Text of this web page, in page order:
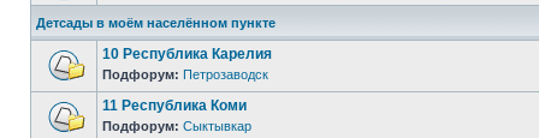
Детсады в моём населённом пункте
10 Республика Карелия
Подфорум: Петрозаводск
11 Республика Коми
Подфорум: Сыктывкар